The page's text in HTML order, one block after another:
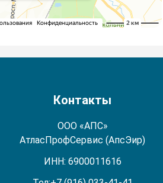
Контакты
ООО «АПС»
АтласПрофСервис (АпсЭир)
ИНН: 6900011616